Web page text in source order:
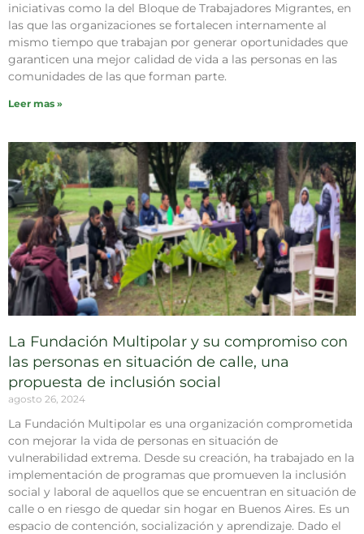
iniciativas como la del Bloque de Trabajadores Migrantes, en
las que las organizaciones se fortalecen internamente al
mismo tiempo que trabajan por generar oportunidades que
garanticen una mejor calidad de vida a las personas en las
comunidades de las que forman parte.
Leer mas »
La Fundación Multipolar y su compromiso con
las personas en situación de calle, una
propuesta de inclusión social
agosto 26, 2024
La Fundación Multipolar es una organización comprometida
con mejorar la vida de personas en situación de
vulnerabilidad extrema. Desde su creación, ha trabajado en la
implementación de programas que promueven la inclusión
social y laboral de aquellos que se encuentran en situación de
calle o en riesgo de quedar sin hogar en Buenos Aires. Es un
espacio de contención, socialización y aprendizaje. Dado el